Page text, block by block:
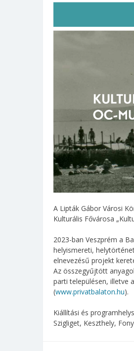
A Lipták Gábor Városi
Kulturális Fővárosa
2023-ban Veszprém a
helyismereti,
elnevezésű projekt
Az összegyűjtött
parti településen, illetve
(www.privatbalaton.hu).
Kiállítási és
Szigliget, Keszthely,